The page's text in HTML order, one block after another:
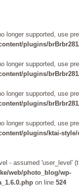
longer supported, use
plugins/
longer supported, use
plugins/
longer supported, use
plugins/
longer supported, use
plugins/ktai-
- assumed 'user_level'
web/photo_blog/wp-
on line 524